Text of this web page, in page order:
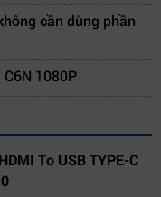
cần dùng phần
1080P
To USB TYPE-C